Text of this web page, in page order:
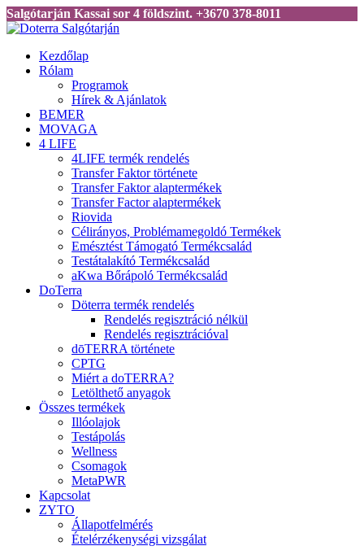
Salgótarján Kassai sor 4 földszint. +3670 378-8011
Kezdőlap
Rólam
Programok
Hírek & Ajánlatok
BEMER
MOVAGA
4 LIFE
4LIFE termék rendelés
Transfer Faktor története
Transfer Faktor alaptermékek
Transfer Factor alaptermékek
Riovida
Célirányos, Problémamegoldó Termékek
Emésztést Támogató Termékcsalád
Testátalakító Termékcsalád
aKwa Bőrápoló Termékcsalád
DoTerra
Döterra termék rendelés
Rendelés regisztráció nélkül
Rendelés regisztrációval
dōTERRA története
CPTG
Miért a doTERRA?
Letölthető anyagok
Összes termékek
Illóolajok
Testápolás
Wellness
Csomagok
MetaPWR
Kapcsolat
ZYTO
Állapotfelmérés
Ételérzékenységi vizsgálat